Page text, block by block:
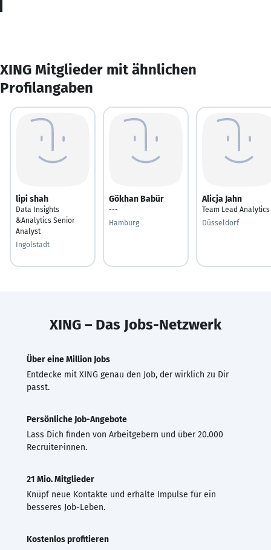
XING Mitglieder mit ähnlichen
Profilangaben
lipi shah
Data Insights
&Analytics Senior
Analyst
Ingolstadt
Gökhan Babür
---
Hamburg
Alicja Jahn
Team Lead Analytics
Düsseldorf
XING – Das Jobs-Netzwerk
Über eine Million Jobs
Entdecke mit XING genau den Job, der wirklich zu Dir
passt.
Persönliche Job-Angebote
Lass Dich finden von Arbeitgebern und über 20.000
Recruiter·innen.
21 Mio. Mitglieder
Knüpf neue Kontakte und erhalte Impulse für ein
besseres Job-Leben.
Kostenlos profitieren